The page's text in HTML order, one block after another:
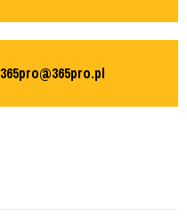
365pro@365pro.pl